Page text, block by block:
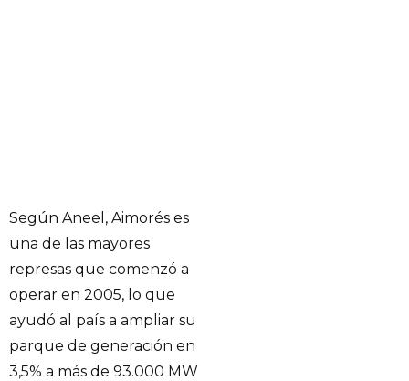
Según Aneel, Aimorés es
una de las mayores
represas que comenzó a
operar en 2005, lo que
ayudó al país a ampliar su
parque de generación en
3,5% a más de 93.000 MW